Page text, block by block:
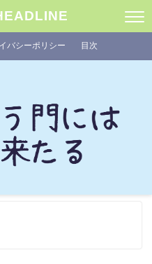
バシーポリシー 目次